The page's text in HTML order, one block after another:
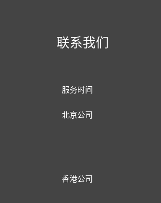
联系我们
服务时间
北京公司
香港公司